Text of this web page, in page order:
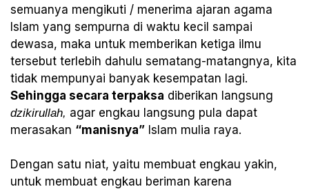
semuanya mengikuti / menerima ajaran agama
Islam yang sempurna di waktu kecil sampai
dewasa, maka untuk memberikan ketiga ilmu
tersebut terlebih dahulu sematang-matangnya, kita
tidak mempunyai banyak kesempatan lagi.
Sehingga secara terpaksa diberikan langsung
dzikirullah, agar engkau langsung pula dapat
merasakan “manisnya” Islam mulia raya.
Dengan satu niat, yaitu membuat engkau yakin,
untuk membuat engkau beriman karena